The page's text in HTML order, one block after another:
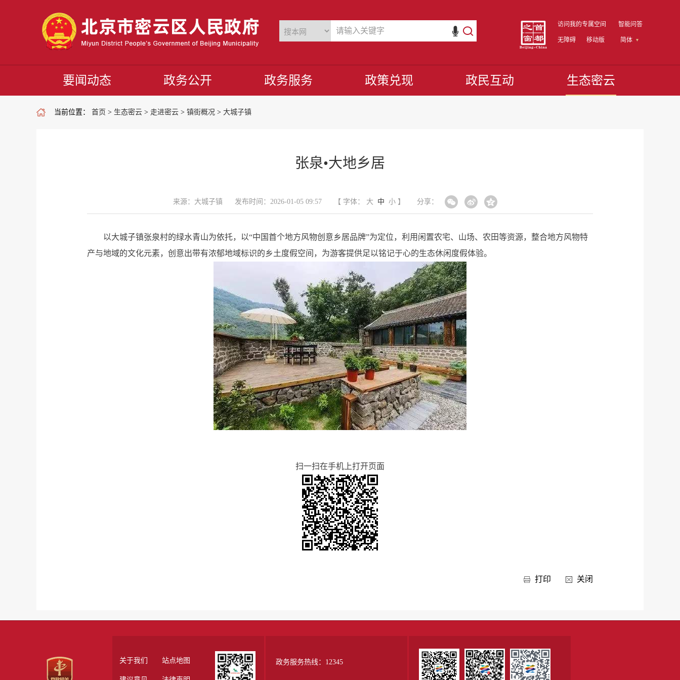
访问我的专属空间 智能问答
无障碍 移动版 简体
要闻动态 政务公开 政务服务 政策兑现 政民互动 生态密云
当前位置： 首页 > 生态密云 > 走进密云 > 镇街概况 > 大城子镇
张泉•大地乡居
来源：大城子镇 发布时间：2026-01-05 09:57 【 字体： 大 中 小】 分享：
以大城子镇张泉村的绿水青山为依托，以“中国首个地方风物创意乡居品牌”为定位，利用闲置农宅、山场、农田等资源，整合地方风物特
产与地域的文化元素，创意出带有浓郁地域标识的乡土度假空间，为游客提供足以铭记于心的生态休闲度假体验。
扫一扫在手机上打开页面
打印 关闭
关于我们 站点地图 政务服务热线：12345